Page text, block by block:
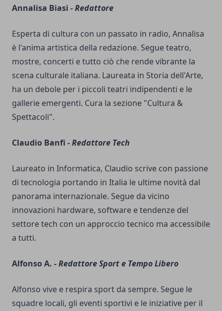
Annalisa Biasi -Redattore
Esperta di cultura con un passato in radio, Annalisa
è l'anima artistica della redazione. Segue teatro,
mostre, concerti e tutto ciò che rende vibrante la
scena culturale italiana. Laureata in Storia dell'Arte,
ha un debole per i piccoli teatri indipendenti e le
gallerie emergenti. Cura la sezione "Cultura &
Spettacoli".
Claudio Banfi -Redattore Tech
Laureato in Informatica, Claudio scrive con passione
di tecnologia portando in Italia le ultime novità dal
panorama internazionale. Segue da vicino
innovazioni hardware, software e tendenze del
settore tech con un approccio tecnico ma accessibile
a tutti.
Alfonso A. -Redattore Sport e Tempo Libero
Alfonso vive e respira sport da sempre. Segue le
squadre locali, gli eventi sportivi e le iniziative per il